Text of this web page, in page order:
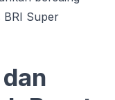
BRI Super